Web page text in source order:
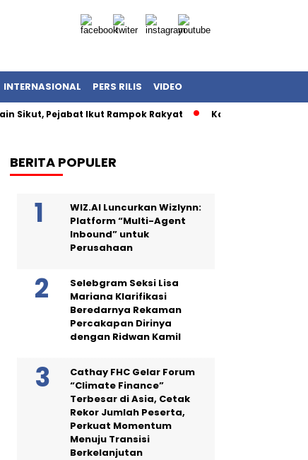
INTERNASIONAL PERS RILIS VIDEO
Sikut, Pejabat Ikut Rampok Rakyat Kasus Korupsi
BERITA POPULER
WIZ.AI Luncurkan Wizlynn:
Platform “Multi-Agent
Inbound” untuk
Perusahaan
Selebgram Seksi Lisa
Mariana Klarifikasi
Beredarnya Rekaman
Percakapan Dirinya
dengan Ridwan Kamil
Cathay FHC Gelar Forum
“Climate Finance”
Terbesar di Asia, Cetak
Rekor Jumlah Peserta,
Perkuat Momentum
Menuju Transisi
Berkelanjutan